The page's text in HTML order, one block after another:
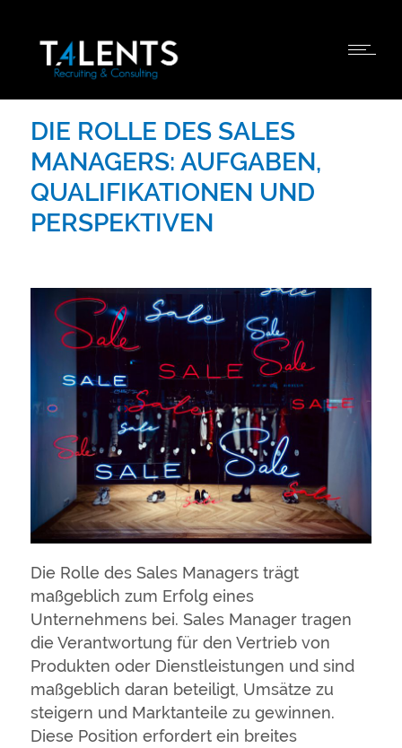
DIE ROLLE DES SALES
MANAGERS: AUFGABEN,
QUALIFIKATIONEN UND
PERSPEKTIVEN
Die Rolle des Sales Managers trägt
maßgeblich zum Erfolg eines
Unternehmens bei. Sales Manager tragen
die Verantwortung für den Vertrieb von
Produkten oder Dienstleistungen und sind
maßgeblich daran beteiligt, Umsätze zu
steigern und Marktanteile zu gewinnen.
Diese Position erfordert ein breites